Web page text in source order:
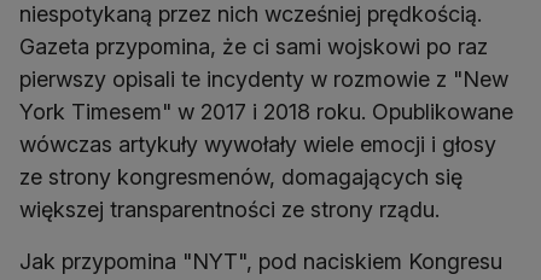
niespotykaną przez nich wcześniej prędkością.
Gazeta przypomina, że ci sami wojskowi po raz
pierwszy opisali te incydenty w rozmowie z "New
York Timesem" w 2017 i 2018 roku. Opublikowane
wówczas artykuły wywołały wiele emocji i głosy
ze strony kongresmenów, domagających się
większej transparentności ze strony rządu.
Jak przypomina "NYT", pod naciskiem Kongresu